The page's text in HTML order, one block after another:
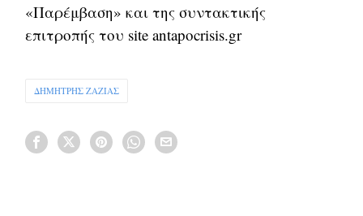
«Παρέμβαση» και της συντακτικής
επιτροπής του site antapocrisis.gr
ΔΗΜΗΤΡΗΣ ΖΑΖΙΑΣ